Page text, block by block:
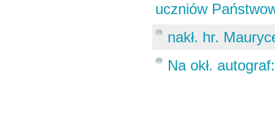
uczniów
nakł. hr.
Na okł.